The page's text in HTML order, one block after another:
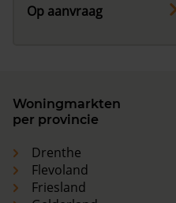
Op aanvraag
Woningmarkten
per provincie
Drenthe
Flevoland
Friesland